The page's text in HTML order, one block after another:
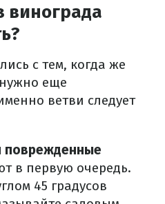
винограда
с тем, когда же
еще
ветви следует
поврежденные
в первую очередь.
45 градусов